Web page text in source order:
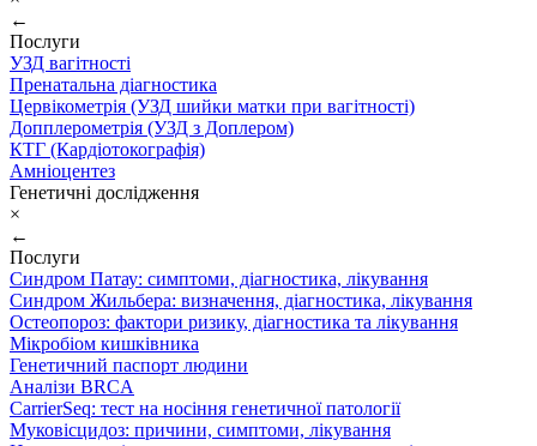
←
Послуги
УЗД вагітності
Пренатальна діагностика
Цервікометрія (УЗД шийки матки при вагітності)
Допплерометрія (УЗД з Доплером)
КТГ (Кардіотокографія)
Амніоцентез
Генетичні дослідження
×
←
Послуги
Синдром Патау: симптоми, дiагностика, лiкування
Синдром Жильбера: визначення, діагностика, лікування
Остеопороз: фактори ризику, діагностика та лікування
Мікробіом кишківника
Генетичний паспорт людини
Аналізи BRCA
CarrierSeq: тест на носіння генетичної патології
Муковісцидоз: причини, симптоми, лікування